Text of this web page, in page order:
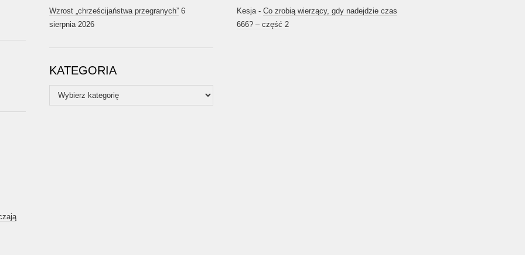
Wzrost „chrześcijaństwa przegranych” 6
sierpnia 2026
KATEGORIA
Kategoria
Kesja- Co zrobią wierzący, gdy nadejdzie czas
666? – część 2